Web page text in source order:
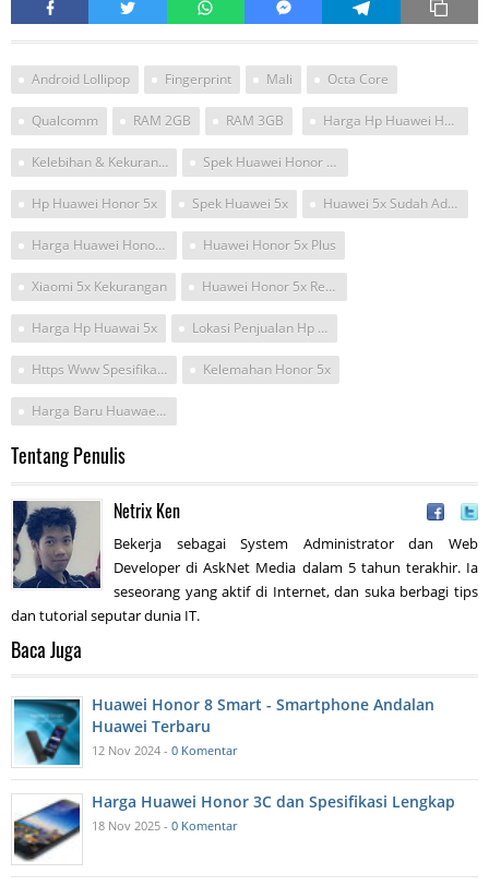
Android Lollipop Fingerprint Mali Octa Core
Qualcomm RAM 2GB RAM 3GB Harga Hp Huawei Honor 5x
Kelebihan & Kekurangan Huawei Honor 5xplay Spek Huawei Honor Kiw-L24
Hp Huawei Honor 5x Spek Huawei 5x Huawei 5x Sudah Ada Di Konter ?
Harga Huawei Honor 5X Huawei Honor 5x Plus
Xiaomi 5x Kekurangan Huawei Honor 5x Review Indonesia
Harga Hp Huawai 5x Lokasi Penjualan Hp Honor 6x
Https Www Spesifikasiharga Com Spesifikasi Harga Huawei Honor 5x Kelebihan Kekurangan Kelemahan Honor 5x
Harga Baru Huawaei Honor 5x 2gb Terbaru Di Indonesia
Tentang Penulis
Netrix Ken
Bekerja sebagai System Administrator dan Web
Developer di AskNet Media dalam 5 tahun terakhir. Ia
seseorang yang aktif di Internet, dan suka berbagi tips
dan tutorial seputar dunia IT.
Baca Juga
Huawei Honor 8 Smart - Smartphone Andalan
Huawei Terbaru
12 Nov 2024 - 0 Komentar
Harga Huawei Honor 3C dan Spesifikasi Lengkap
18 Nov 2025 - 0 Komentar